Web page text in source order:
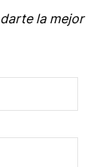
la mejor